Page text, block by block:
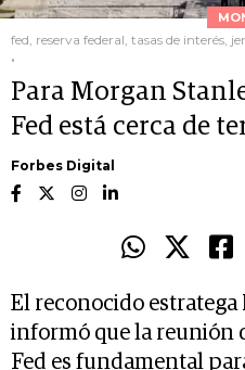
fed, reserva federal, tasas de interés,
.
Para Morgan
Fed está cerca de
Forbes Digital
El reconocido
informó que la reunión
Fed es fundamental